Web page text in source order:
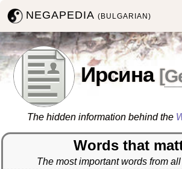
NEGAPEDIA(BULGARIAN)
Ирсина [
The hidden information behind the
Words that
The most important words from